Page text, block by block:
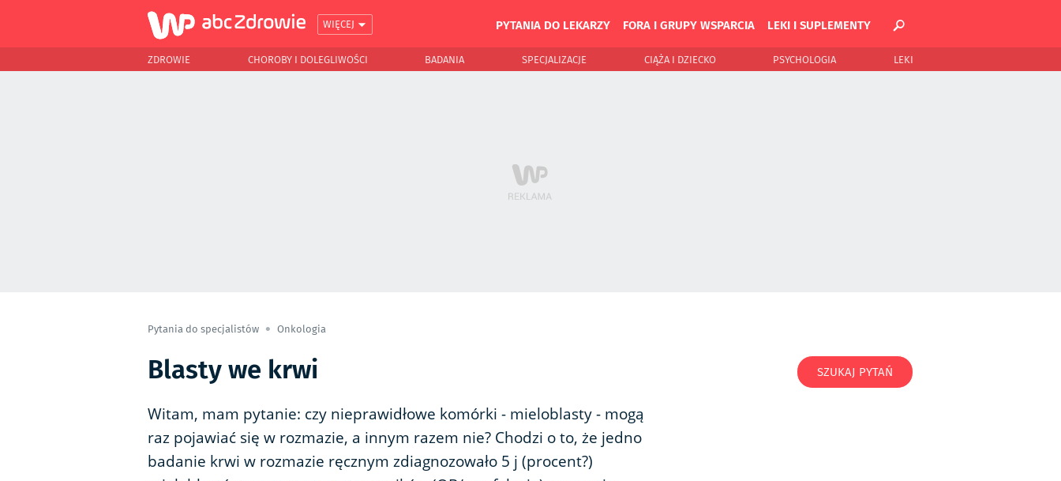
WIĘCEJ PYTANIA DO LEKARZY FORA I GRUPY WSPARCIA LEKI I SUPLEMENTY
ZDROWIE CHOROBY I DOLEGLIWOŚCI BADANIA SPECJALIZACJE CIĄŻA I DZIECKO PSYCHOLOGIA LEKI
Pytania do specjalistów Onkologia
Blasty we krwi
Witam, mam pytanie: czy nieprawidłowe komórki - mieloblasty - mogą
raz pojawiać się w rozmazie, a innym razem nie? Chodzi o to, że jedno
badanie krwi w rozmazie ręcznym zdiagnozowało 5 j (procent?)
SZUKAJ PYTAŃ